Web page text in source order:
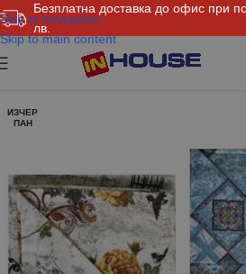
Безплатна доставка до офис при
лв.
Skip to navigation
Skip to main content
ИЗЧЕР
ПАН